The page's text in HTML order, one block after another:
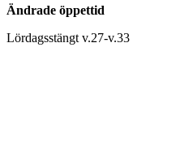
Ändrade öppettid
Lördagsstängt v.27-v.33